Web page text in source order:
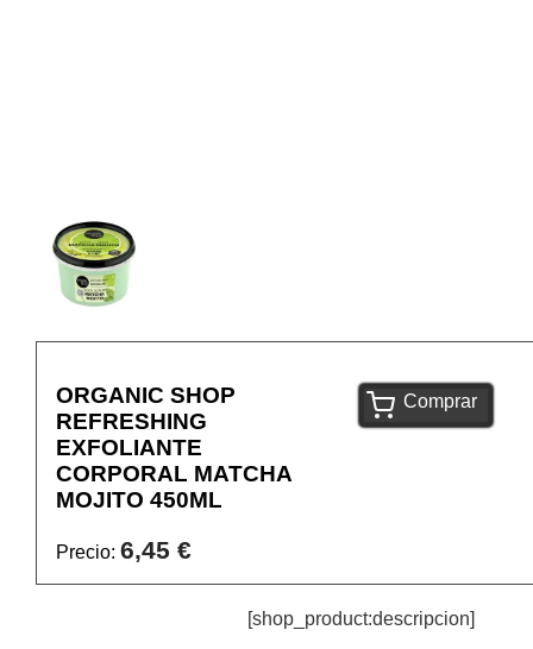
ORGANIC SHOP
REFRESHING
EXFOLIANTE
CORPORAL MATCHA
MOJITO 450ML
Precio: 6,45 €
Comprar
[shop_product:descripcion]